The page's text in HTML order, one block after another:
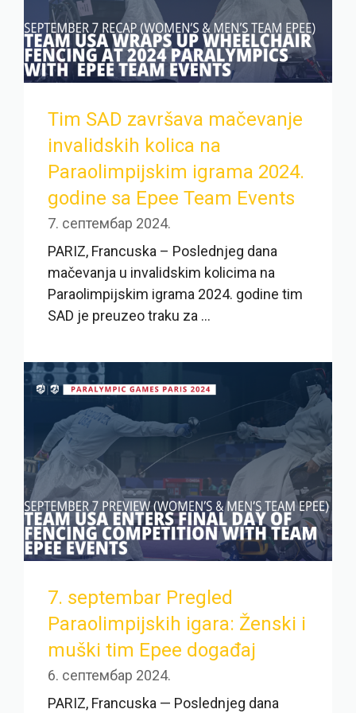
Tim SAD završava mačevanje
invalidskih kolica na
Paraolimpijskim igrama 2024.
godine sa Epee Team Events
7. септембар 2024.
PARIZ, Francuska – Poslednjeg dana
mačevanja u invalidskim kolicima na
Paraolimpijskim igrama 2024. godine tim
SAD je preuzeo traku za ...
7. septembar Pregled
Paraolimpijskih igara: Ženski i
muški tim Epee događaj
6. септембар 2024.
PARIZ, Francuska — Poslednjeg dana